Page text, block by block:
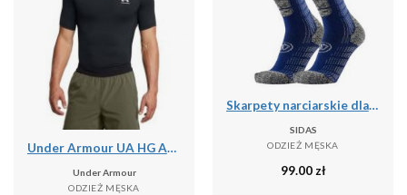
Under Armour UA HG ARMOUR COMP SS Koszulka treningowa męska
Under Armour
ODZIEŻ MĘSKA
Skarpety narciarskie dla doroslych Sidas Ski Comfort srednia grubosc
SIDAS
ODZIEŻ MĘSKA
99.00 zł